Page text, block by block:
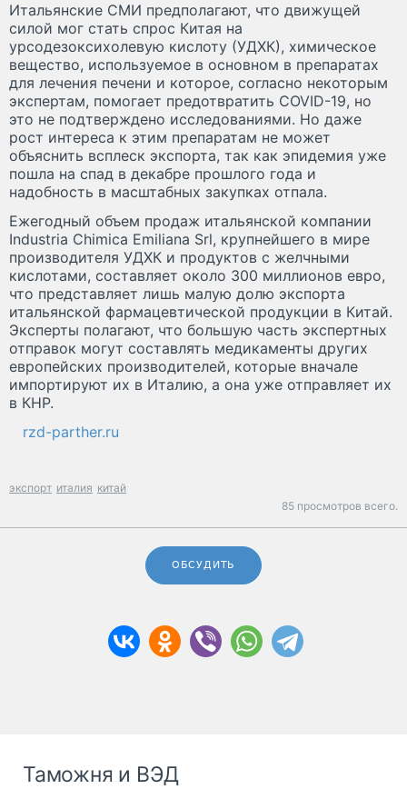
Итальянские СМИ предполагают, что движущей
силой мог стать спрос Китая на
урсодезоксихолевую кислоту (УДХК), химическое
вещество, используемое в основном в препаратах
для лечения печени и которое, согласно некоторым
экспертам, помогает предотвратить COVID-19, но
это не подтверждено исследованиями. Но даже
рост интереса к этим препаратам не может
объяснить всплеск экспорта, так как эпидемия уже
пошла на спад в декабре прошлого года и
надобность в масштабных закупках отпала.
Ежегодный объем продаж итальянской компании
Industria Chimica Emiliana Srl, крупнейшего в мире
производителя УДХК и продуктов с желчными
кислотами, составляет около 300 миллионов евро,
что представляет лишь малую долю экспорта
итальянской фармацевтической продукции в Китай.
Эксперты полагают, что большую часть экспертных
отправок могут составлять медикаменты других
европейских производителей, которые вначале
импортируют их в Италию, а она уже отправляет их
в КНР.
rzd-parther.ru
экспорт италия китай
85 просмотров всего.
ОБСУДИТЬ
Таможня и ВЭД